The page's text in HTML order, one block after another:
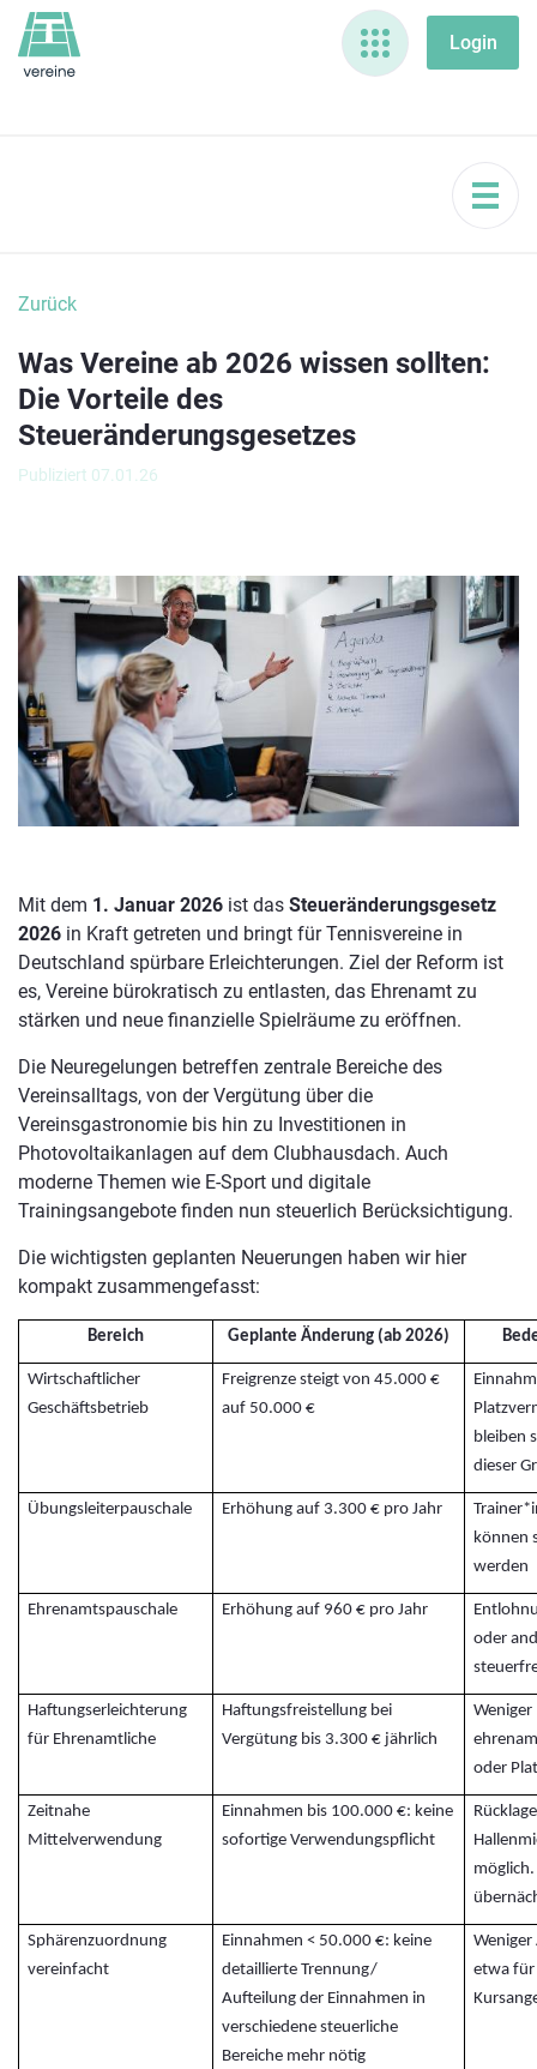
Zurück
Was Vereine ab 2026 wissen sollten:
Die Vorteile des
Steueränderungsgesetzes
Publiziert 07.01.26
Mit dem 1. Januar 2026 ist das Steueränderungsgesetz
2026 in Kraft getreten und bringt für Tennisvereine in
Deutschland spürbare Erleichterungen. Ziel der Reform ist
es, Vereine bürokratisch zu entlasten, das Ehrenamt zu
stärken und neue finanzielle Spielräume zu eröffnen.
Die Neuregelungen betreffen zentrale Bereiche des
Vereinsalltags, von der Vergütung über die
Vereinsgastronomie bis hin zu Investitionen in
Photovoltaikanlagen auf dem Clubhausdach. Auch
moderne Themen wie E-Sport und digitale
Trainingsangebote finden nun steuerlich Berücksichtigung.
Die wichtigsten geplanten Neuerungen haben wir hier
kompakt zusammengefasst:
Bereich Geplante Änderung (ab 2026)
Wirtschaftlicher
Geschäftsbetrieb
Freigrenze steigt von 45.000 €
auf 50.000 €
bleiben
dieser
Übungsleiterpauschale Erhöhung auf 3.300 € pro Jahr
können
werden
Ehrenamtspauschale Erhöhung auf 960 € pro Jahr
oder
Haftungserleichterung
für Ehrenamtliche
Haftungsfreistellung bei
Vergütung bis 3.300 € jährlich
Weniger
oder
Zeitnahe
Mittelverwendung
Einnahmen bis 100.000 €: keine
sofortige Verwendungspflicht
Sphärenzuordnung
vereinfacht
Einnahmen < 50.000 €: keine
detaillierte Trennung/
Aufteilung der Einnahmen in
verschiedene steuerliche
Bereiche mehr nötig
etwa für